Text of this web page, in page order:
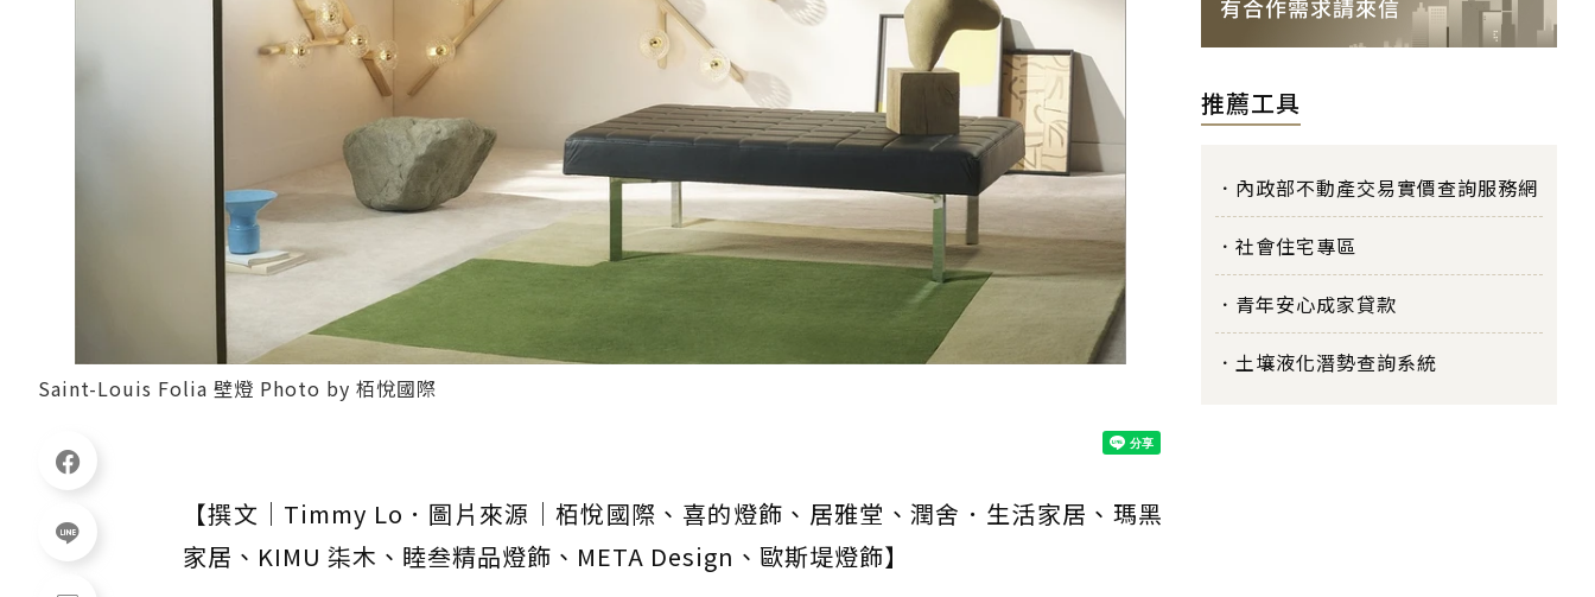
Saint-Louis Folia 壁燈 Photo by 栢悅國際
【撰文｜Timmy Lo．圖片來源｜栢悅國際、喜的燈飾、居雅堂、潤舍．生活家居、瑪黑
家居、KIMU 柒木、睦叁精品燈飾、META Design、歐斯堤燈飾】
推薦工具
內政部不動產交易實價查詢服務網
社會住宅專區
青年安心成家貸款
土壤液化潛勢查詢系統